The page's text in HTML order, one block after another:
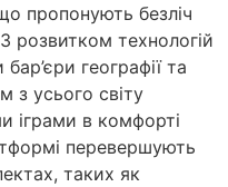
пропонують безліч
розвитком технологій
географії та
з усього світу
іграми в комфорті
перевершують
таких як